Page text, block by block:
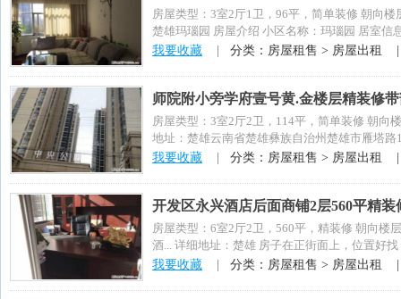
房屋类型：3室2厅1卫，96平，简单装修 朝向
楚雄玛瑙园 房屋介绍 小区名称：玛瑙园 居室信
我要收藏
分类：房屋租售 > 房屋出
师院附小旁学府壹号黄.金楼层精装修
房屋类型：3室2厅2卫，114平，简单装修 朝向
地址：楚雄云南省楚雄彝族自治州楚雄市雁塔
我要收藏
分类：房屋租售 > 房屋出
开发区永兴酒店后面商铺2层560平精装
房屋类型：6室2厅2卫，560平，精装修 朝向楼
酒... 详细地址：楚雄 房子在正街面上，位置好
我要收藏
分类：房屋租售 > 房屋出